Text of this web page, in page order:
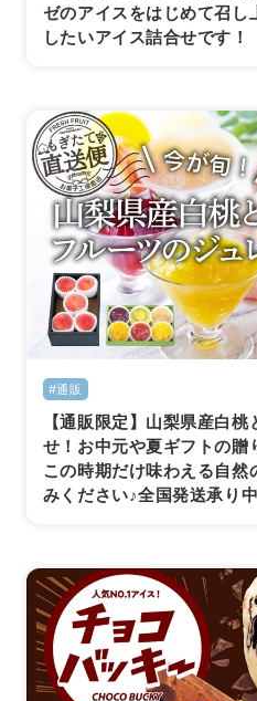
ゼのアイスをはじめて召し
したいアイス詰合せです！
#通販
【通販限定】山梨県産白
せ！お中元や夏ギフトの贈
この時期だけ味わえる自然
みください♪全国発送承り中